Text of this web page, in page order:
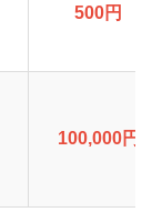
500円
100,000円